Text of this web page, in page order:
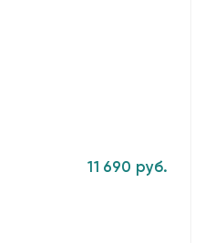
11 690 руб.